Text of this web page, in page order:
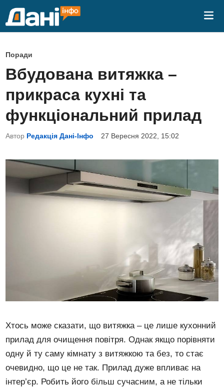
P
o
s
e
d
i
Поради
Вбудована витяжка –
прикраса кухні та
функціональний прилад
Автор Редакція Дані-Інфо 27 Вересня 2022, 15:02
Хтось може сказати, що витяжка – це лише кухонний
прилад для очищення повітря. Однак якщо порівняти
одну й ту саму кімнату з витяжкою та без, то стає
очевидно, що це не так. Прилад дуже впливає на
інтер’єр. Робить його більш сучасним, а не тільки